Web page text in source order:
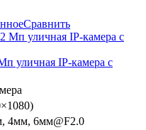
Сравнить
уличная IP-камера с
4мм, 6мм@F2.0